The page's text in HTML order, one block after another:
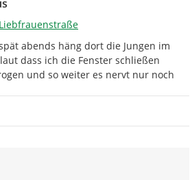
abends häng dort die Jungen im
dass ich die Fenster schließen
und so weiter es nervt nur noch